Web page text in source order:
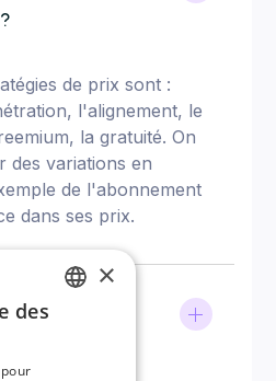
de prix sont :
l'alignement, le
la gratuité. On
des variations en
de l'abonnement
dans ses prix.
entre une
et une
?
×
des